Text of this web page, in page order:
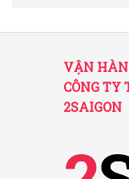
VẬN
CÔNG TY
2SAIGON